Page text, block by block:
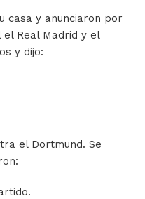
casa y anunciaron por
Real Madrid y el
y dijo:
el Dortmund. Se